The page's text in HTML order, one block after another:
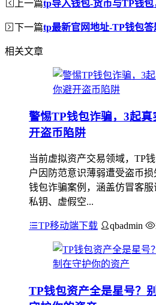
上一篇tp导入钱包-货币与TP钱
下一篇tp最新官网地址-TP钱包
相关文章
警惕TP钱包诈骗，3起
开盗币陷阱
当前虚拟资产交易领域，TP
户因防范意识薄弱遭受盗币
钱包诈骗案例，涵盖仿冒客
私钥、虚假空...
TP移动端下载 qbadmin
TP钱包资产全是星号？